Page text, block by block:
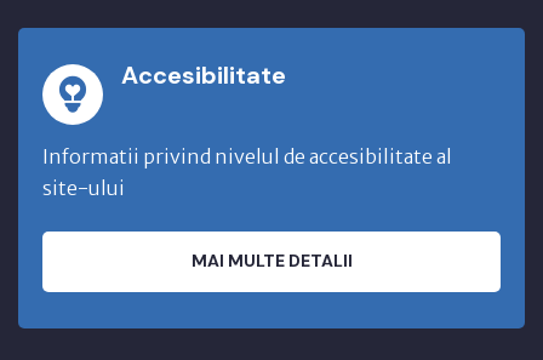
Accesibilitate
Informatii privind nivelul de accesibilitate al
site-ului
MAI MULTE DETALII